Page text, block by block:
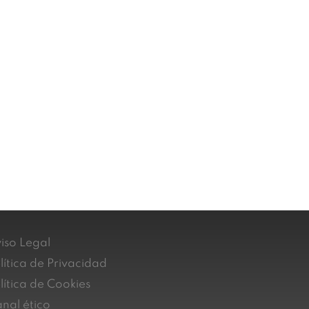
Legal
de Privacidad
de Cookies
ético